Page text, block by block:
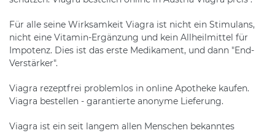
Für alle seine Wirksamkeit Viagra ist nicht ein Stimulans,
nicht eine Vitamin-Ergänzung und kein Allheilmittel für
Impotenz. Dies ist das erste Medikament, und dann "End-
Verstärker".
Viagra rezeptfrei problemlos in online Apotheke kaufen.
Viagra bestellen - garantierte anonyme Lieferung.
Viagra ist ein seit langem allen Menschen bekanntes